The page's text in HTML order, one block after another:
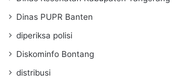
Dinas PUPR Banten
diperiksa polisi
Diskominfo Bontang
distribusi